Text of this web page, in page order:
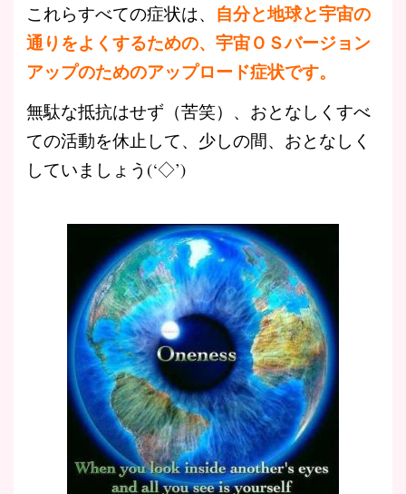
これらすべての症状は、 自分と地球と宇宙の
通りをよくするための、宇宙ＯＳバージョン
アップのためのアップロード症状です。
無駄な抵抗はせず（苦笑）、おとなしくすべ
ての活動を休止して、少しの間、おとなしく
していましょう(‘◇’)ゞ